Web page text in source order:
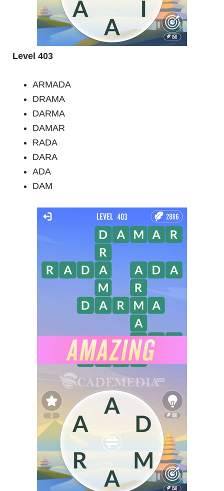
Level 403
ARMADA
DRAMA
DARMA
DAMAR
RADA
DARA
ADA
DAM